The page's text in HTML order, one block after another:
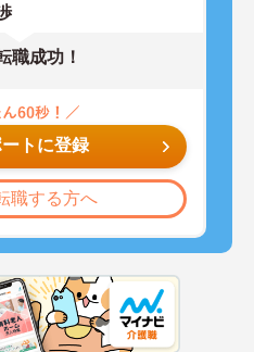
職成功！
トに登録
職する方へ